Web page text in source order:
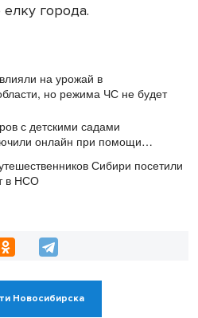
города.
на урожай в
но режима ЧС не будет
с детскими садами
онлайн при помощи
Сибири посетили
в НСО
Новосибирска